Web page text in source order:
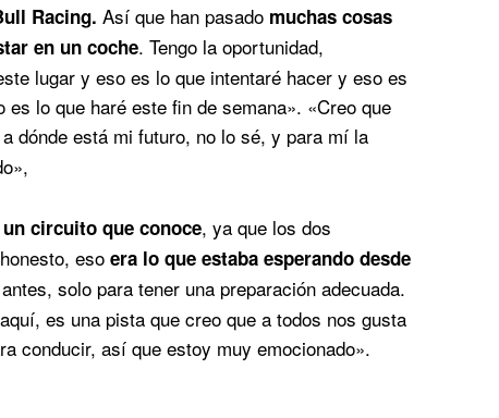
Racing. Así que han pasado muchas cosas
en un coche. Tengo la oportunidad,
lugar y eso es lo que intentaré hacer y eso es
lo que haré este fin de semana». «Creo que
dónde está mi futuro, no lo sé, y para mí la
circuito que conoce, ya que los dos
eso era lo que estaba esperando desde
solo para tener una preparación adecuada.
es una pista que creo que a todos nos gusta
conducir, así que estoy muy emocionado».